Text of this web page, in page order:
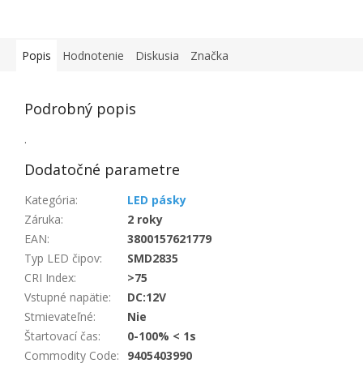
Popis Hodnotenie Diskusia Značka
Podrobný popis
.
Dodatočné parametre
Kategória:
LED pásky
Záruka:
2 roky
EAN:
3800157621779
Typ LED čipov:
SMD2835
CRI Index:
>75
Vstupné napätie:
DC:12V
Stmievateľné:
Nie
Štartovací čas:
0-100% < 1s
Commodity Code: 9405403990